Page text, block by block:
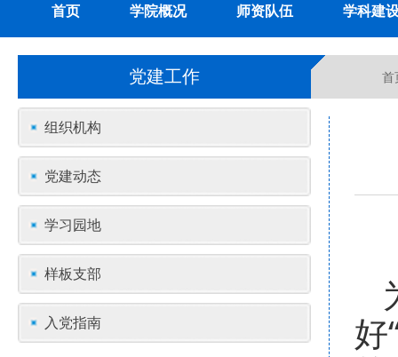
首页 学院概况 师资队伍 学科建
党建工作 首
组织机构
党建动态
学习园地
样板支部
入党指南
好